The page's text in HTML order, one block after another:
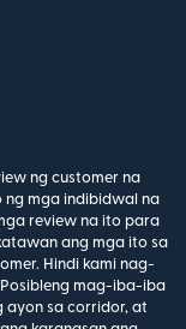
ng customer na
mga indibidwal na
review na ito para
ang mga ito sa
Hindi kami nag-
mag-iba-iba
ayon sa corridor, at